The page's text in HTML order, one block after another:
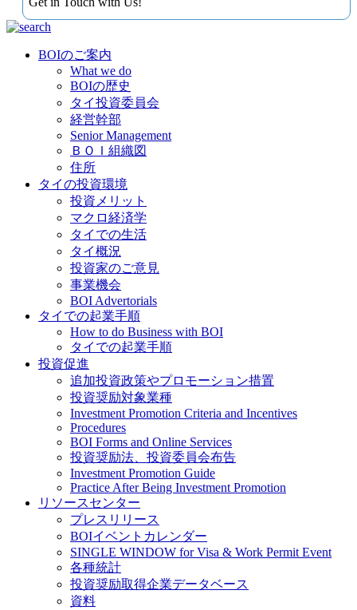
BOIのご案内
What we do
BOIの歴史
タイ投資委員会
経営幹部
Senior Management
ＢＯＩ組織図
住所
タイの投資環境
投資メリット
マクロ経済学
タイでの生活
タイ概況
投資家のご意見
事業機会
BOI Advertorials
タイでの起業手順
How to do Business with BOI
タイでの起業手順
投資促進
追加投資政策やプロモーション措置
投資奨励対象業種
Investment Promotion Criteria and Incentives
Procedures
BOI Forms and Online Services
投資奨励法、投資委員会布告
Investment Promotion Guide
Practice After Being Investment Promotion
リソースセンター
プレスリリース
BOIイベントカレンダー
SINGLE WINDOW for Visa & Work Permit Event
各種統計
投資奨励取得企業データベース
資料